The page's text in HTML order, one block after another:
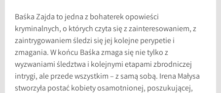
Baśka Zajda to jedna z bohaterek opowieści
kryminalnych, o których czyta się z zainteresowaniem, z
zaintrygowaniem śledzi się jej kolejne perypetie i
zmagania. W końcu Baśka zmaga się nie tylko z
wyzwaniami śledztwa i kolejnymi etapami zbrodniczej
intrygi, ale przede wszystkim – z samą sobą. Irena Małysa
stworzyła postać kobiety osamotnionej, poszukującej,